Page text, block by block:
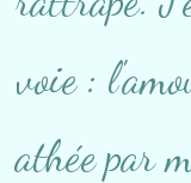
voie :
athée par